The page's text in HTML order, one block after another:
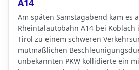
A14
Am späten Samstagabend kam es
Rheintalautobahn A14 bei
Tirol zu einem schweren
mutmaßlichen
unbekannten PKW kollidierte ein